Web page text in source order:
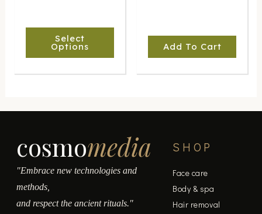
Select
Options
be
chosen
on
the
Add To Cart
cosmomedia
"Embrace new technologies and
methods,
and respect the ancient rituals."
SHOP
Face care
Body & spa
Hair removal